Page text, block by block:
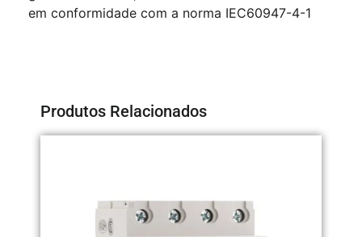
em conformidade com a norma IEC60947-4-1
Produtos Relacionados